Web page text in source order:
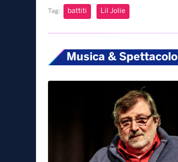
Tag: battiti Lil Jolie
Musica & Spettacolo